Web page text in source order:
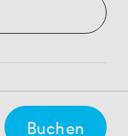
Buchen